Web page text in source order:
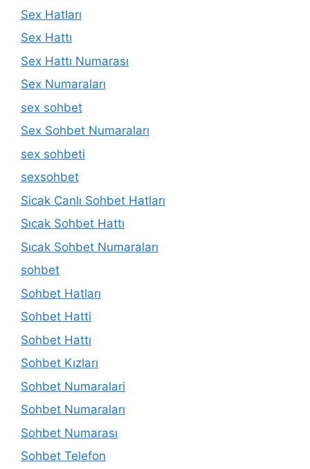
Sex Hatları
Sex Hattı
Sex Hattı Numarası
Sex Numaraları
sex sohbet
Sex Sohbet Numaraları
sex sohbeti
sexsohbet
Sicak Canlı Sohbet Hatları
Sıcak Sohbet Hattı
Sıcak Sohbet Numaraları
sohbet
Sohbet Hatları
Sohbet Hatti
Sohbet Hattı
Sohbet Kızları
Sohbet Numaralari
Sohbet Numaraları
Sohbet Numarası
Sohbet Telefon